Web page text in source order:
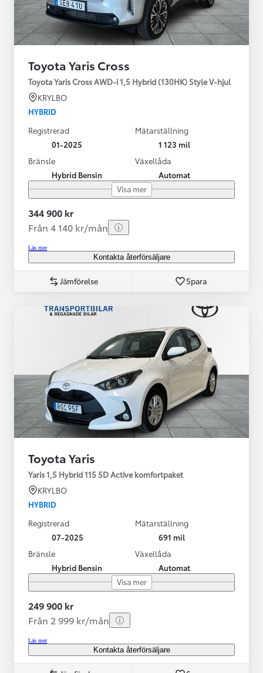
Toyota Yaris Cross
Toyota Yaris Cross AWD-i 1,5 Hybrid (130HK) Style V-hjul
KRYLBO
HYBRID
Registrerad
01-2025
Mätarställning
1 123 mil
Bränsle
Hybrid Bensin
Växellåda
Automat
Visa mer
344 900 kr
Från 4 140 kr/mån
Läs mer
Kontakta återförsäljare
Jämförelse Spara
Toyota Yaris
Yaris 1,5 Hybrid 115 5D Active komfortpaket
KRYLBO
HYBRID
Registrerad
07-2025
Mätarställning
691 mil
Bränsle
Hybrid Bensin
Växellåda
Automat
Visa mer
249 900 kr
Från 2 999 kr/mån
Läs mer
Kontakta återförsäljare